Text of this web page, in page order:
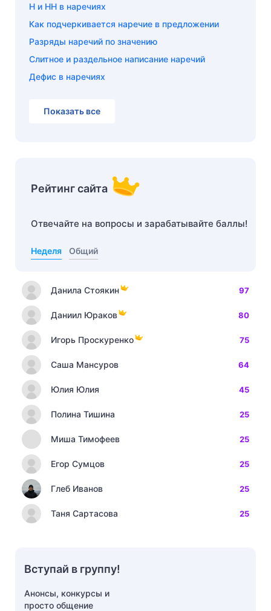
Н и НН в наречиях
Как подчеркивается наречие в предложении
Разряды наречий по значению
Слитное и раздельное написание наречий
Дефис в наречиях
Показать все
Рейтинг сайта
Отвечайте на вопросы и зарабатывайте баллы!
Неделя Общий
Данила Стоякин 97
Даниил Юраков 80
Игорь Проскуренко 75
Саша Мансуров 64
Юлия Юлия 45
Полина Тишина 25
Миша Тимофеев 25
Егор Сумцов 25
Глеб Иванов 25
Таня Сартасова 25
Вступай в группу!
Анонсы, конкурсы и
просто общение